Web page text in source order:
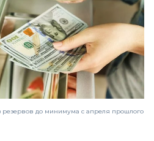
до минимума с апреля прошлого